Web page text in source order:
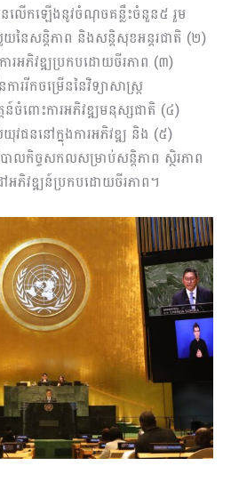
នលើកឡើងនូវចំណុចគន្លឹះចំនួន៥ រួម
នៃសន្តិភាព និងសន្តិសុខអន្តរជាតិ (២)
ារអភិវឌ្ឍប្រកបដោយចីរភាព (៣)
កចម្រើននៃវិទ្យាសាស្ត្រ
ន៍ចំពោះការអភិវឌ្ឍមនុស្សជាតិ (៤)
វជននៅក្នុងការអភិវឌ្ឍ និង (៥)
បាលកិច្ចសកលសម្រាប់សន្តិភាព ស្ថិរភាព
អភិវឌ្ឍន៍ប្រកបដោយចីរភាព។